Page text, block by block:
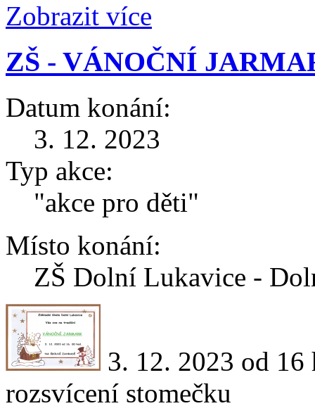
Zobrazit více
ZŠ - VÁNOČNÍ
Datum konání:
3. 12. 2023
Typ akce:
"akce pro děti"
Místo konání:
ZŠ Dolní Lukavice -
3. 12. 2023 od
rozsvícení stomečku